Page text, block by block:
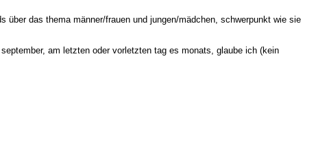
das thema männer/frauen und jungen/mädchen, schwerpunkt wie sie
am letzten oder vorletzten tag es monats, glaube ich (kein